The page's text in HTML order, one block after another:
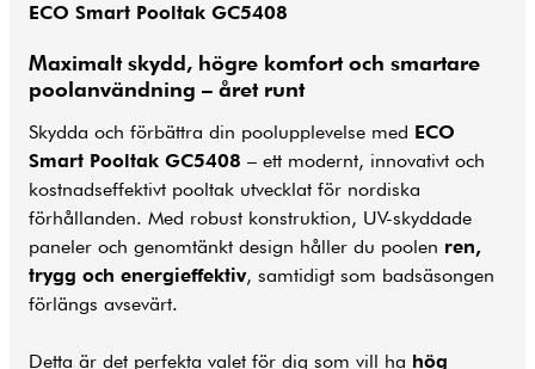
ECO Smart Pooltak GC5408
Maximalt skydd, högre komfort och smartare
poolanvändning – året runt
Skydda och förbättra din poolupplevelse med ECO
Smart Pooltak GC5408 – ett modernt, innovativt och
kostnadseffektivt pooltak utvecklat för nordiska
förhållanden. Med robust konstruktion, UV-skyddade
paneler och genomtänkt design håller du poolen ren,
trygg och energieffektiv, samtidigt som badsäsongen
förlängs avsevärt.
Detta är det perfekta valet för dig som vill ha hög